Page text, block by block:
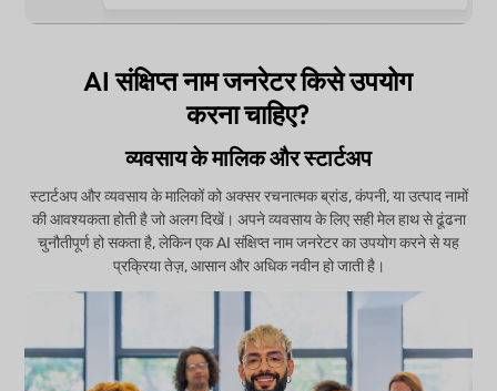
AI संक्षिप्त नाम जनरेटर किसे उपयोग
करना चाहिए?
व्यवसाय के मालिक और स्टार्टअप
स्टार्टअप और व्यवसाय के मालिकों को अक्सर रचनात्मक ब्रांड, कंपनी, या उत्पाद नामों
की आवश्यकता होती है जो अलग दिखें। अपने व्यवसाय के लिए सही मेल हाथ से ढूंढना
चुनौतीपूर्ण हो सकता है, लेकिन एक AI संक्षिप्त नाम जनरेटर का उपयोग करने से यह
प्रक्रिया तेज़, आसान और अधिक नवीन हो जाती है।